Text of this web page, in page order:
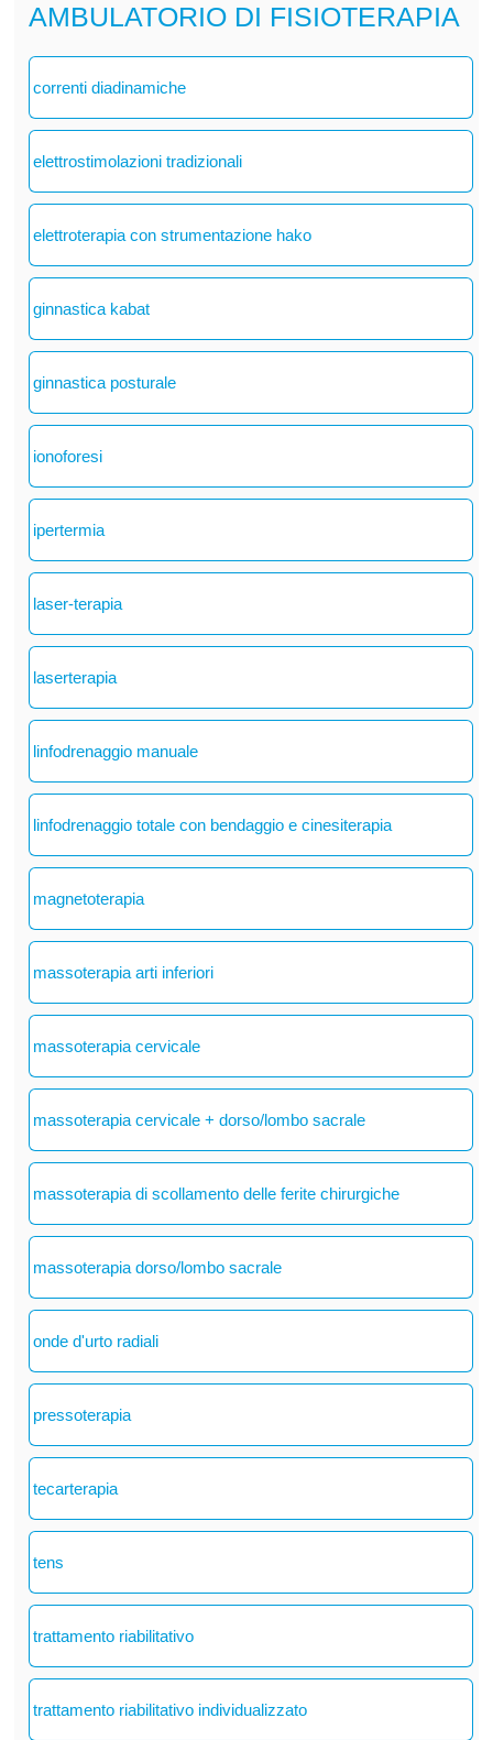
AMBULATORIO DI FISIOTERAPIA
correnti diadinamiche
elettrostimolazioni tradizionali
elettroterapia con strumentazione hako
ginnastica kabat
ginnastica posturale
ionoforesi
ipertermia
laser-terapia
laserterapia
linfodrenaggio manuale
linfodrenaggio totale con bendaggio e cinesiterapia
magnetoterapia
massoterapia arti inferiori
massoterapia cervicale
massoterapia cervicale + dorso/lombo sacrale
massoterapia di scollamento delle ferite chirurgiche
massoterapia dorso/lombo sacrale
onde d'urto radiali
pressoterapia
tecarterapia
tens
trattamento riabilitativo
trattamento riabilitativo individualizzato